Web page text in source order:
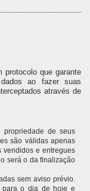
protocolo que garante
ao fazer suas
através de
de seus
são válidas apenas
vendidos e entregues
será o da finalização
sem aviso prévio.
para o dia de hoje e